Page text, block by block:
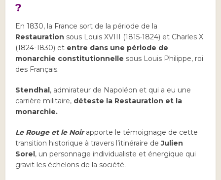
?
En 1830, la France sort de la période de la
Restauration sous Louis XVIII (1815-1824) et Charles X
(1824-1830) et entre dans une période de
monarchie constitutionnelle sous Louis Philippe, roi
des Français.
Stendhal, admirateur de Napoléon et qui a eu une
carrière militaire, déteste la Restauration et la
monarchie.
Le Rouge et le Noirapporte le témoignage de cette
transition historique à travers l’itinéraire deJulien
Sorel, un personnage individualiste et énergique qui
gravit les échelons de la société.